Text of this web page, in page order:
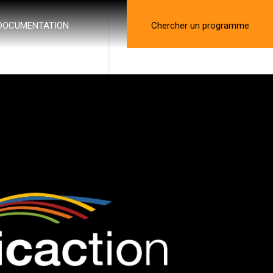
Chercher un programme